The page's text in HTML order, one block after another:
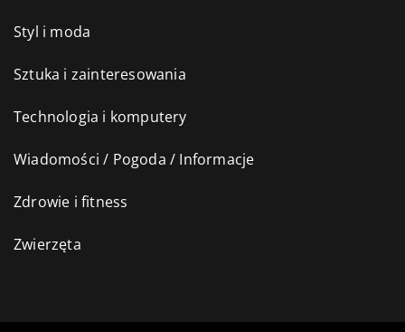
Styl i moda
Sztuka i zainteresowania
Technologia i komputery
Wiadomości / Pogoda / Informacje
Zdrowie i fitness
Zwierzęta